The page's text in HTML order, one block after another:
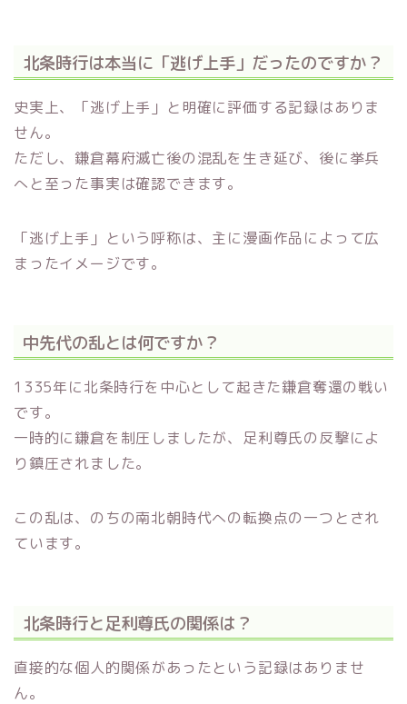
北条時行は本当に「逃げ上手」だったのですか？
史実上、「逃げ上手」と明確に評価する記録はありま
せん。
ただし、鎌倉幕府滅亡後の混乱を生き延び、後に挙兵
へと至った事実は確認できます。
「逃げ上手」という呼称は、主に漫画作品によって広
まったイメージです。
中先代の乱とは何ですか？
1335年に北条時行を中心として起きた鎌倉奪還の戦い
です。
一時的に鎌倉を制圧しましたが、足利尊氏の反撃によ
り鎮圧されました。
この乱は、のちの南北朝時代への転換点の一つとされ
ています。
北条時行と足利尊氏の関係は？
直接的な個人的関係があったという記録はありませ
ん。